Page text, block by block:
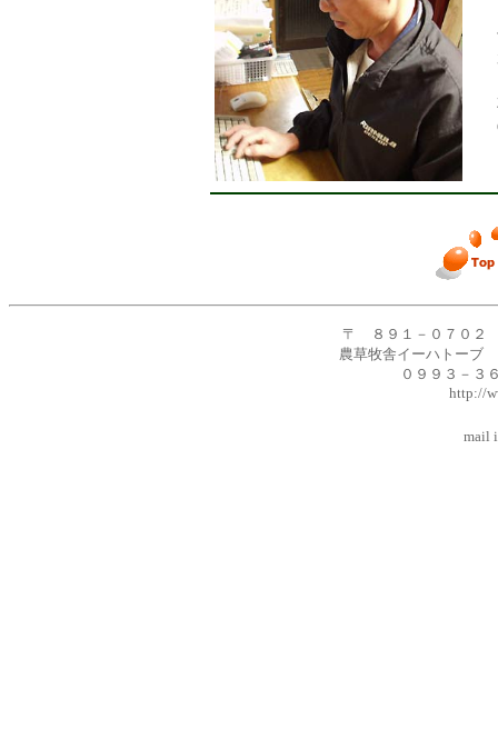
〒 ８９１－０７０２
農草牧舎イーハトー
０９９３－３
http://
mail